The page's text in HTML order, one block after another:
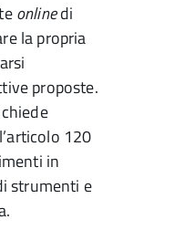
onlinedi
la propria
proposte.
120
in
strumenti e